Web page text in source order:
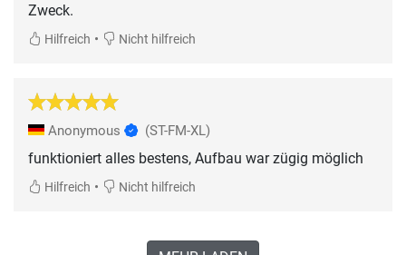
Zweck.
Hilfreich • Nicht hilfreich
Anonymous (ST-FM-XL)
funktioniert alles bestens, Aufbau war zügig möglich
Hilfreich • Nicht hilfreich